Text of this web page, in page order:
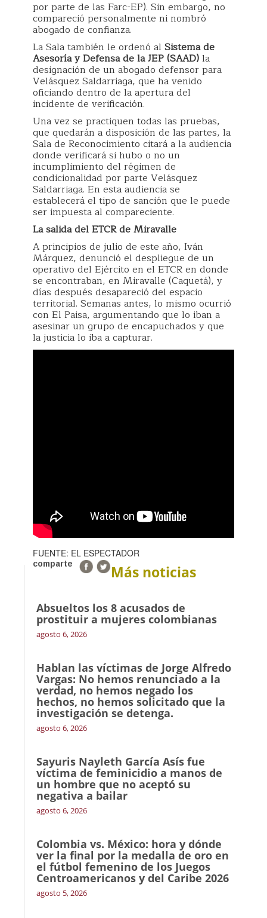
por parte de las Farc-EP). Sin embargo, no
compareció personalmente ni nombró
abogado de confianza.
La Sala también le ordenó al Sistema de
Asesoría y Defensa de la JEP (SAAD)la
designación de un abogado defensor para
Velásquez Saldarriaga, que ha venido
oficiando dentro de la apertura del
incidente de verificación.
Una vez se practiquen todas las pruebas,
que quedarán a disposición de las partes, la
Sala de Reconocimiento citará a la audiencia
donde verificará si hubo o no un
incumplimiento del régimen de
condicionalidad por parte Velásquez
Saldarriaga. En esta audiencia se
establecerá el tipo de sanción que le puede
ser impuesta al compareciente.
La salida del ETCR de Miravalle
A principios de julio de este año, Iván
Márquez, denunció el despliegue de un
operativo del Ejército en el ETCR en donde
se encontraban, en Miravalle (Caquetá), y
días después desapareció del espacio
territorial. Semanas antes, lo mismo ocurrió
con El Paisa, argumentando que lo iban a
asesinar un grupo de encapuchados y que
la justicia lo iba a capturar.
FUENTE: EL ESPECTADOR
comparte Más noticias
Absueltos los 8 acusados de
prostituir a mujeres colombianas
agosto 6, 2026
Hablan las víctimas de Jorge Alfredo
Vargas: No hemos renunciado a la
verdad, no hemos negado los
hechos, no hemos solicitado que la
investigación se detenga.
agosto 6, 2026
Sayuris Nayleth García Asís fue
víctima de feminicidio a manos de
un hombre que no aceptó su
negativa a bailar
agosto 6, 2026
Colombia vs. México: hora y dónde
ver la final por la medalla de oro en
el fútbol femenino de los Juegos
Centroamericanos y del Caribe 2026
agosto 5, 2026